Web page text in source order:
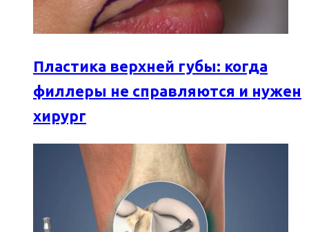
Пластика верхней губы: когда
филлеры не справляются и нужен
хирург